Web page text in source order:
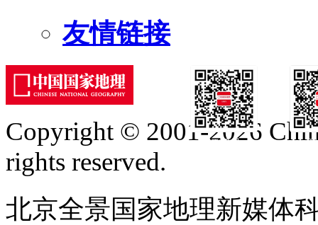
友情链接
订阅号
Copyright © 2001-2026
rights reserved.
北京全景国家地理新媒体